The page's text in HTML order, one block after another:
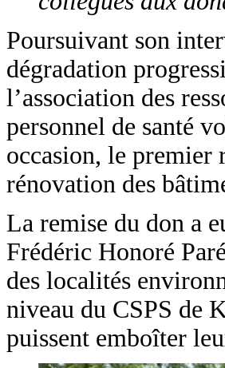
Poursuivant son
dégradation
l’association des
personnel de santé
occasion, le premier
rénovation des
La remise du don a
Frédéric Honoré
des localités
niveau du CSPS de
puissent emboîter